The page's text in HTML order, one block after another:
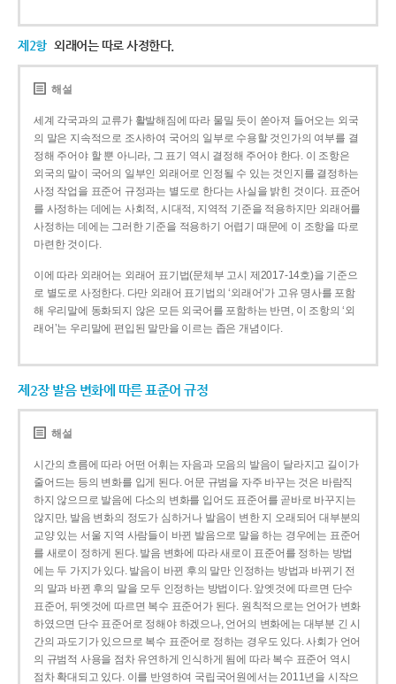
제2항 외래어는 따로 사정한다.
해설
세계 각국과의 교류가 활발해짐에 따라 물밀 듯이 쏟아져 들어오는 외국
의 말은 지속적으로 조사하여 국어의 일부로 수용할 것인가의 여부를 결
정해 주어야 할 뿐 아니라, 그 표기 역시 결정해 주어야 한다. 이 조항은
외국의 말이 국어의 일부인 외래어로 인정될 수 있는 것인지를 결정하는
사정 작업을 표준어 규정과는 별도로 한다는 사실을 밝힌 것이다. 표준어
를 사정하는 데에는 사회적, 시대적, 지역적 기준을 적용하지만 외래어를
사정하는 데에는 그러한 기준을 적용하기 어렵기 때문에 이 조항을 따로
마련한 것이다.
이에 따라 외래어는 외래어 표기법(문체부 고시 제2017-14호)을 기준으
로 별도로 사정한다. 다만 외래어 표기법의 ‘외래어’가 고유 명사를 포함
해 우리말에 동화되지 않은 모든 외국어를 포함하는 반면, 이 조항의 ‘외
래어’는 우리말에 편입된 말만을 이르는 좁은 개념이다.
제2장 발음 변화에 따른 표준어 규정
해설
시간의 흐름에 따라 어떤 어휘는 자음과 모음의 발음이 달라지고 길이가
줄어드는 등의 변화를 입게 된다. 어문 규범을 자주 바꾸는 것은 바람직
하지 않으므로 발음에 다소의 변화를 입어도 표준어를 곧바로 바꾸지는
않지만, 발음 변화의 정도가 심하거나 발음이 변한 지 오래되어 대부분의
교양 있는 서울 지역 사람들이 바뀐 발음으로 말을 하는 경우에는 표준어
를 새로이 정하게 된다. 발음 변화에 따라 새로이 표준어를 정하는 방법
에는 두 가지가 있다. 발음이 바뀐 후의 말만 인정하는 방법과 바뀌기 전
의 말과 바뀐 후의 말을 모두 인정하는 방법이다. 앞엣것에 따르면 단수
표준어, 뒤엣것에 따르면 복수 표준어가 된다. 원칙적으로는 언어가 변화
하였으면 단수 표준어로 정해야 하겠으나, 언어의 변화에는 대부분 긴 시
간의 과도기가 있으므로 복수 표준어로 정하는 경우도 있다. 사회가 언어
의 규범적 사용을 점차 유연하게 인식하게 됨에 따라 복수 표준어 역시
점차 확대되고 있다. 이를 반영하여 국립국어원에서는 2011년을 시작으